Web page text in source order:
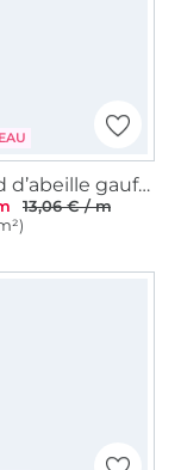
Tissu nid d’abeille gaufré Ariana, kaki
13,06 € / m